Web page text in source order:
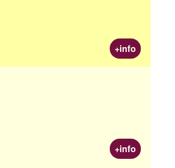
+info
+info